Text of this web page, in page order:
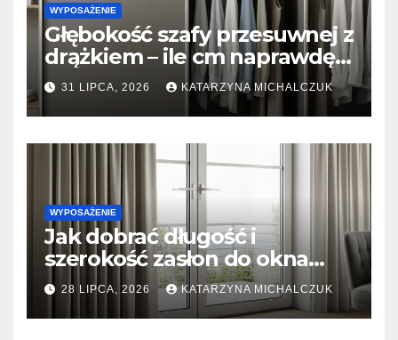
WYPOSAŻENIE
Głębokość szafy przesuwnej z
drążkiem – ile cm naprawdę
potrzeba, żeby ubrania się nie
gniotły?
31 LIPCA, 2026 KATARZYNA MICHALCZUK
WYPOSAŻENIE
Jak dobrać długość i
szerokość zasłon do okna
tarasowego? Prosty
kalkulator marszczenia
28 LIPCA, 2026 KATARZYNA MICHALCZUK